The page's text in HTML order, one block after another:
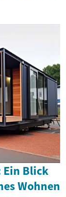
Ein Blick
Wohnen